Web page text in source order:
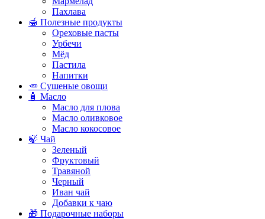
Пахлава
🍯 Полезные продукты
Ореховые пасты
Урбечи
Мёд
Пастила
Напитки
🥕 Сушеные овощи
🧴 Масло
Масло для плова
Масло оливковое
Масло кокосовое
🍃 Чай
Зеленый
Фруктовый
Травяной
Черный
Иван чай
Добавки к чаю
🎁 Подарочные наборы